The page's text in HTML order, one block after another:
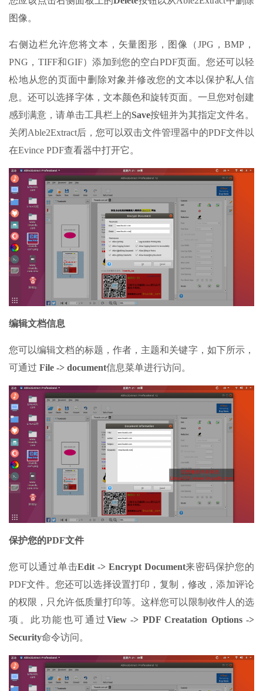
图像。
右侧边栏允许您将文本，矢量图形，图像（JPG，BMP，
PNG，TIFF和GIF）添加到您的空白PDF页面。您还可以轻
松地从您的页面中删除对象并修改您的文本以保护私人信
息。还可以选择字体，文本颜色和旋转页面。一旦您对创建
感到满意，请单击工具栏上的Save按钮并为其指定文件名。
关闭Able2Extract后，您可以双击文件管理器中的PDF文件以
在Evince PDF查看器中打开它。
编辑文档信息
您可以编辑文档的标题，作者，主题和关键字，如下所示，
可通过 File -> document信息菜单进行访问。
保护您的PDF文件
您可以通过单击Edit -> Encrypt Document来密码保护您的
PDF文件。您还可以选择设置打印，复制，修改，添加评论
的权限，只允许低质量打印等。这样您可以限制收件人的选
项。此功能也可通过 View -> PDF Creatation Options ->
Security命令访问。